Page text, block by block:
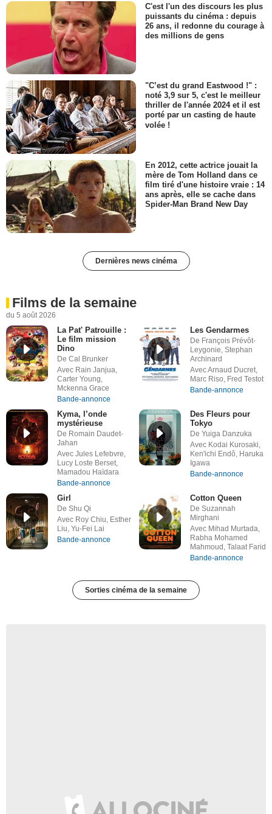
C'est l'un des discours les plus
puissants du cinéma : depuis
26 ans, il redonne du courage à
des millions de gens
"C’est du grand Eastwood !" :
noté 3,9 sur 5, c'est le meilleur
thriller de l'année 2024 et il est
porté par un casting de haute
volée !
En 2012, cette actrice jouait la
mère de Tom Holland dans ce
film tiré d'une histoire vraie : 14
ans après, elle se cache dans
Spider-Man Brand New Day
Dernières news cinéma
Films de la semaine
du 5 août 2026
La Pat' Patrouille :
Le film mission
Dino
De Cal Brunker
Avec Rain Janjua,
Carter Young,
Mckenna Grace
Bande-annonce
Les Gendarmes
De François Prévôt-
Leygonie, Stephan
Archinard
Avec Arnaud Ducret,
Marc Riso, Fred Testot
Bande-annonce
Kyma, l’onde
mystérieuse
De Romain Daudet-
Jahan
Avec Jules Lefebvre,
Lucy Loste Berset,
Mamadou Haïdara
Bande-annonce
Des Fleurs pour
Tokyo
De Yuiga Danzuka
Avec Kodai Kurosaki,
Ken'ichi Endô, Haruka
Igawa
Bande-annonce
Girl
De Shu Qi
Avec Roy Chiu, Esther
Liu, Yu-Fei Lai
Bande-annonce
Cotton Queen
De Suzannah
Mirghani
Avec Mihad Murtada,
Rabha Mohamed
Mahmoud, Talaat Farid
Bande-annonce
Sorties cinéma de la semaine